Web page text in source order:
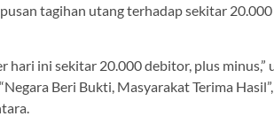
tagihan utang terhadap sekitar
hari ini sekitar 20.000 debitor, plus minus,”
Beri Bukti, Masyarakat Terima